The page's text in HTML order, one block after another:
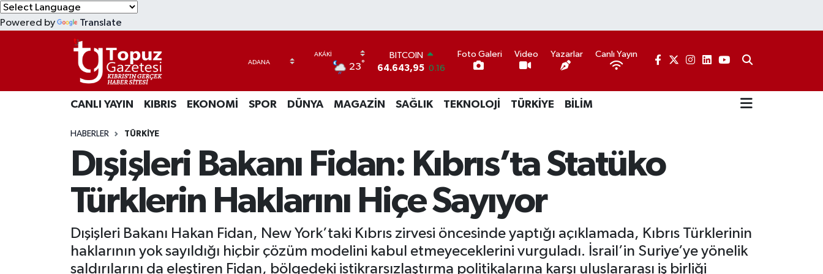
Powered by Translate
23°
BITCOIN
64.643,95 0.16
47,6704 0
EURO
GRAM ALTIN
6500.87
0.12
13.799 70
Foto Galeri Video Yazarlar Canlı Yayın
CANLI YAYIN KIBRIS EKONOMİ SPOR DÜNYA MAGAZİN SAĞLIK TEKNOLOJİ TÜRKİYE BİLİM
HABERLER TÜRKİYE
Dışişleri Bakanı Fidan: Kıbrıs’ta Statüko
Türklerin Haklarını Hiçe Sayıyor
Dışişleri Bakanı Hakan Fidan, New York’taki Kıbrıs zirvesi öncesinde yaptığı açıklamada, Kıbrıs Türklerinin
haklarının yok sayıldığı hiçbir çözüm modelini kabul etmeyeceklerini vurguladı. İsrail’in Suriye’ye yönelik
saldırılarını da eleştiren Fidan, bölgedeki istikrarsızlaştırma politikalarına karşı uluslararası iş birliği
EKONOMİ
MAGAZİN
TEKNOLOJİ
TÜRKİYE
Lefkoşa Nöbetçi Eczaneler
Lefkoşa Hava Durumu
Lefkoşa Trafik Yoğunluk Haritası
Süper Lig Puan Durumu ve Fikstür
Tüm Manşetler
Son Dakika Haberleri
Haber Arşivi